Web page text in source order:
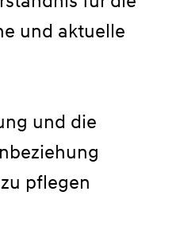
und aktuelle
und die
pflegen